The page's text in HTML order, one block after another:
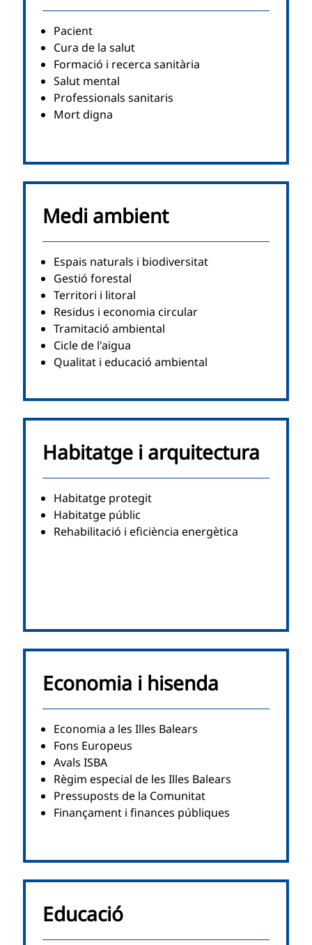
Pacient
Cura de la salut
Formació i recerca sanitària
Salut mental
Professionals sanitaris
Mort digna
Medi ambient
Espais naturals i biodiversitat
Gestió forestal
Territori i litoral
Residus i economia circular
Tramitació ambiental
Cicle de l'aigua
Qualitat i educació ambiental
Habitatge i arquitectura
Habitatge protegit
Habitatge públic
Rehabilitació i eficiència energètica
Economia i hisenda
Economia a les Illes Balears
Fons Europeus
Avals ISBA
Règim especial de les Illes Balears
Pressuposts de la Comunitat
Finançament i finances públiques
Educació